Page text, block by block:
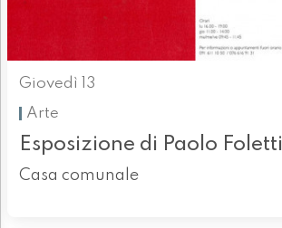
Giovedì 13
Arte
Esposizione di Paolo Foletti
Casa comunale